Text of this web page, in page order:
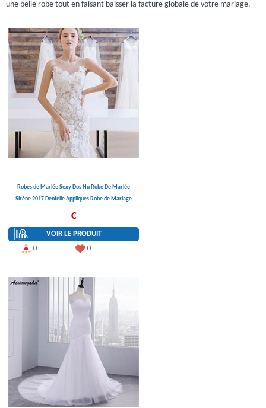
une belle robe tout en faisant baisser la facture globale de votre mariage.
Robes de Mariée Sexy Dos Nu Robe De Mariée
Sirène 2017 Dentelle Appliques Robe de Mariage
€
VOIR LE PRODUIT
()
()